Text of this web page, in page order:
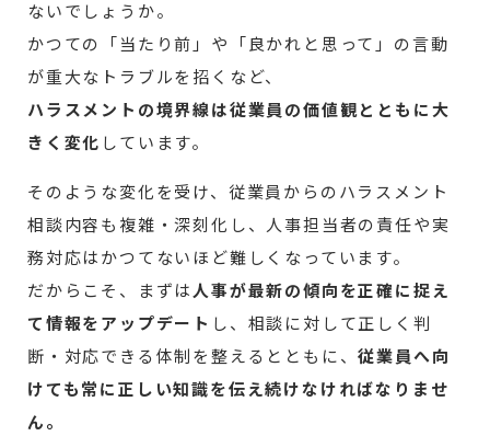
ないでしょうか。
かつての「当たり前」や「良かれと思って」の言動
が重大なトラブルを招くなど、
ハラスメントの境界線は従業員の価値観とともに大
きく変化 しています。
そのような変化を受け、従業員からのハラスメント
相談内容も複雑・深刻化し、人事担当者の責任や実
務対応はかつてないほど難しくなっています。
だからこそ、まずは人事が最新の傾向を正確に捉え
て情報をアップデート し、相談に対して正しく判
断・対応できる体制を整えるとともに、従業員へ向
けても常に正しい知識を伝え続けなければなりませ
ん。